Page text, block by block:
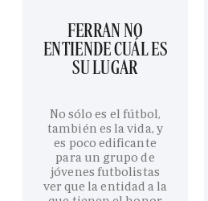
FERRAN NO
ENTIENDE CUÁL ES
SU LUGAR
No sólo es el fútbol,
también es la vida, y
es poco edificante
para un grupo de
jóvenes futbolistas
ver que la entidad a la